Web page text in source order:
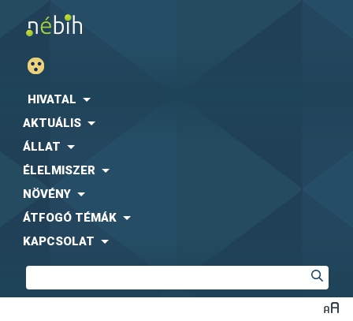
HIVATAL
AKTUÁLIS
ÁLLAT
ÉLELMISZER
NÖVÉNY
ÁTFOGÓ TÉMÁK
KAPCSOLAT